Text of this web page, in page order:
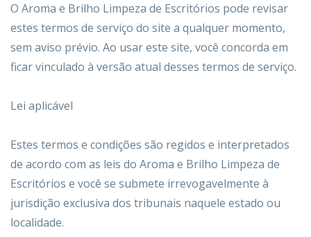
O Aroma e Brilho Limpeza de Escritórios pode revisar
estes termos de serviço do site a qualquer momento,
sem aviso prévio. Ao usar este site, você concorda em
ficar vinculado à versão atual desses termos de serviço.
Lei aplicável
Estes termos e condições são regidos e interpretados
de acordo com as leis do Aroma e Brilho Limpeza de
Escritórios e você se submete irrevogavelmente à
jurisdição exclusiva dos tribunais naquele estado ou
localidade.